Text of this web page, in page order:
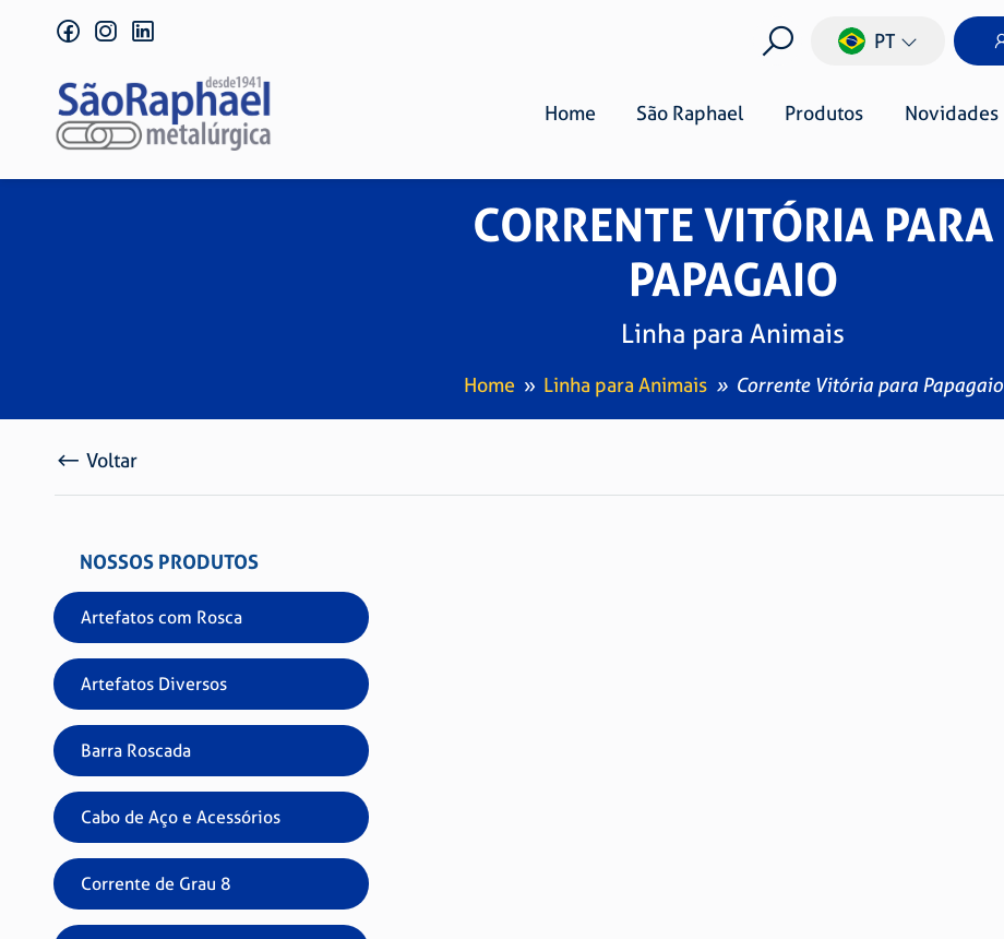
facebookinstagram
linkedin PT
Home São Raphael Produtos Novidades
CORRENTE VITÓRIA PARA
PAPAGAIO
Linha para Animais
Home Linha para Animais Corrente Vitória para Papagaio
Voltar
NOSSOS PRODUTOS
Artefatos com Rosca
Artefatos Diversos
Barra Roscada
Cabo de Aço e Acessórios
Corrente de Grau 8